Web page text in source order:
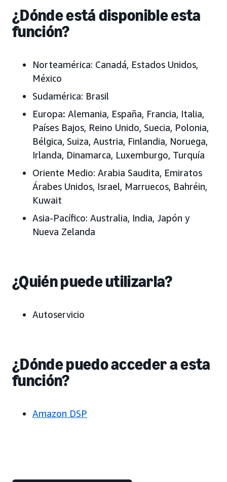
¿Dónde está disponible esta
función?
Norteamérica: Canadá, Estados Unidos,
México
Sudamérica: Brasil
Europa: Alemania, España, Francia, Italia,
Países Bajos, Reino Unido, Suecia, Polonia,
Bélgica, Suiza, Austria, Finlandia, Noruega,
Irlanda, Dinamarca, Luxemburgo, Turquía
Oriente Medio: Arabia Saudita, Emiratos
Árabes Unidos, Israel, Marruecos, Bahréin,
Kuwait
Asia-Pacífico: Australia, India, Japón y
Nueva Zelanda
¿Quién puede utilizarla?
Autoservicio
¿Dónde puedo acceder a esta
función?
Amazon DSP